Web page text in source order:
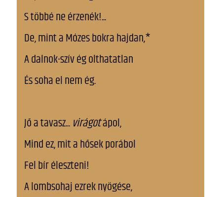
S többé ne érzenék!...
De, mint a Mózes bokra hajdan,*
A dalnok-szív ég olthatatlan
És soha el nem ég.
Jő a tavasz... virágotápol,
Mind ez, mit a hősek porábol
Fel bír éleszteni!
A lombsohaj ezrek nyögése,